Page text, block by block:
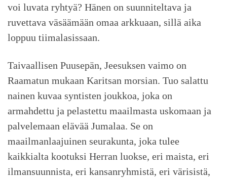
voi luvata ryhtyä? Hänen on suunniteltava ja
ruvettava väsäämään omaa arkkuaan, sillä aika
loppuu tiimalasissaan.
Taivaallisen Puusepän, Jeesuksen vaimo on
Raamatun mukaan Karitsan morsian. Tuo salattu
nainen kuvaa syntisten joukkoa, joka on
armahdettu ja pelastettu maailmasta uskomaan ja
palvelemaan elävää Jumalaa. Se on
maailmanlaajuinen seurakunta, joka tulee
kaikkialta kootuksi Herran luokse, eri maista, eri
ilmansuunnista, eri kansanryhmistä, eri värisistä,